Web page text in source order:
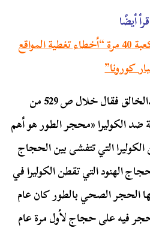
أيضًا
هل توقف الطواف حول الكعبة 40 مرة “أخطاء تغطية المواقع
كورونا”
أما الدكتور محمد خليل عبدالخالق فقال خلال ص 529 من
ضد الكوليرا «محجر الطور هو أهم
التي تتفشى بين الحجاج
الهنود التي تقطن الكوليرا في
الحجر الصحي بالطور كان عام
الحجر فيه على حجاج لأول مرة عام